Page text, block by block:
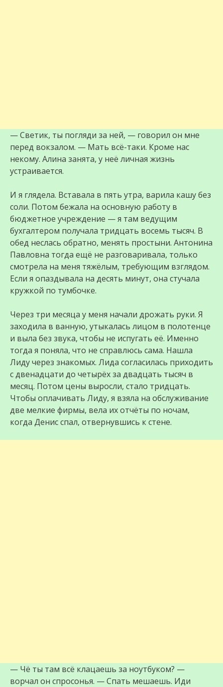
— Светик, ты погляди за ней, — говорил он мне
перед вокзалом. — Мать всё-таки. Кроме нас
некому. Алина занята, у неё личная жизнь
устраивается.
И я глядела. Вставала в пять утра, варила кашу без
соли. Потом бежала на основную работу в
бюджетное учреждение — я там ведущим
бухгалтером получала тридцать восемь тысяч. В
обед неслась обратно, менять простыни. Антонина
Павловна тогда ещё не разговаривала, только
смотрела на меня тяжёлым, требующим взглядом.
Если я опаздывала на десять минут, она стучала
кружкой по тумбочке.
Через три месяца у меня начали дрожать руки. Я
заходила в ванную, утыкалась лицом в полотенце
и выла без звука, чтобы не испугать её. Именно
тогда я поняла, что не справлюсь сама. Нашла
Лиду через знакомых. Лида согласилась приходить
с двенадцати до четырёх за двадцать тысяч в
месяц. Потом цены выросли, стало тридцать.
Чтобы оплачивать Лиду, я взяла на обслуживание
две мелкие фирмы, вела их отчёты по ночам,
когда Денис спал, отвернувшись к стене.
— Чё ты там всё клацаешь за ноутбуком? —
ворчал он спросонья. — Спать мешаешь. Иди